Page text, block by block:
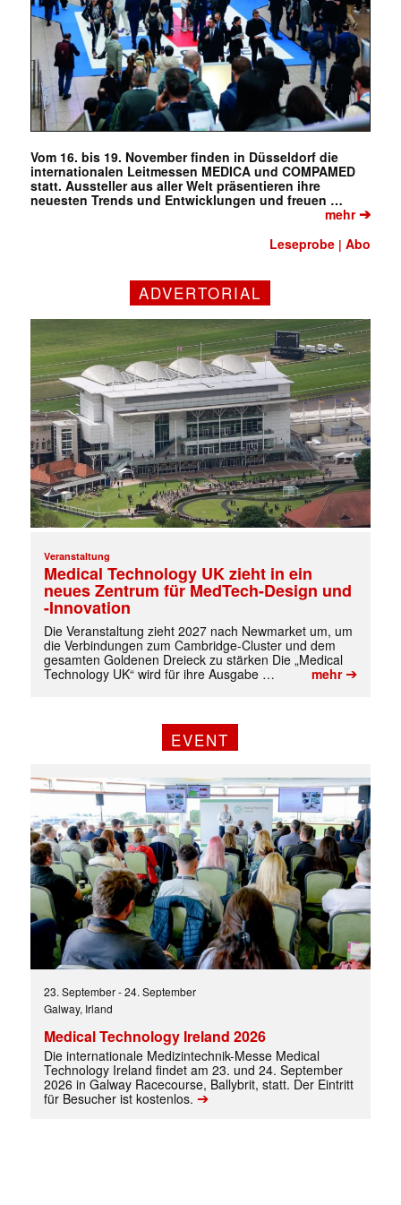
✕
Vom 16. bis 19. November finden in Düsseldorf die
internationalen Leitmessen MEDICA und COMPAMED
statt. Aussteller aus aller Welt präsentieren ihre
neuesten Trends und Entwicklungen und freuen …
mehr➔
Leseprobe |Abo
ADVERTORIAL
Veranstaltung
Medical Technology UK zieht in ein
neues Zentrum für MedTech-Design und
-Innovation
Die Veranstaltung zieht 2027 nach Newmarket um, um
die Verbindungen zum Cambridge-Cluster und dem
gesamten Goldenen Dreieck zu stärken Die „Medical
Technology UK“ wird für ihre Ausgabe …
mehr➔
EVENT
23. September-24. September
Galway, Irland
Medical Technology Ireland 2026
Die internationale Medizintechnik-Messe Medical
Technology Ireland findet am 23. und 24. September
2026 in Galway Racecourse, Ballybrit, statt. Der Eintritt
für Besucher ist kostenlos. ➔